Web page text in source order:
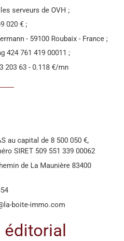
serveurs de OVH ;
020 € ;
- 59100 Roubaix - France ;
424 761 419 00011 ;
203 63 - 0.118 €/mn
au capital de 8 500 050 €,
SIRET 509 551 339 00062
de La Maunière 83400
boite-immo.com
éditorial